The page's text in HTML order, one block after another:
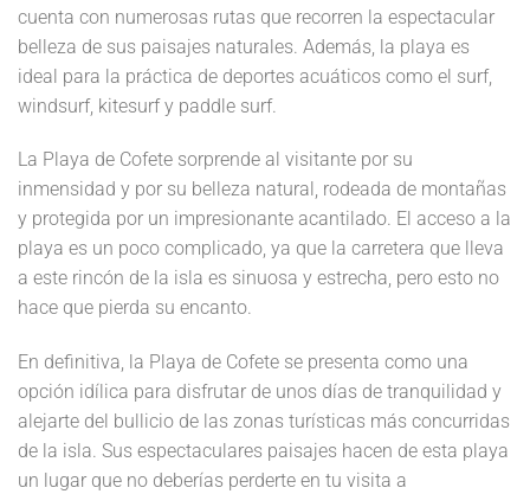
cuenta con numerosas rutas que recorren la espectacular
belleza de sus paisajes naturales. Además, la playa es
ideal para la práctica de deportes acuáticos como el surf,
windsurf, kitesurf y paddle surf.
La Playa de Cofete sorprende al visitante por su
inmensidad y por su belleza natural, rodeada de montañas
y protegida por un impresionante acantilado. El acceso a la
playa es un poco complicado, ya que la carretera que lleva
a este rincón de la isla es sinuosa y estrecha, pero esto no
hace que pierda su encanto.
En definitiva, la Playa de Cofete se presenta como una
opción idílica para disfrutar de unos días de tranquilidad y
alejarte del bullicio de las zonas turísticas más concurridas
de la isla. Sus espectaculares paisajes hacen de esta playa
un lugar que no deberías perderte en tu visita a